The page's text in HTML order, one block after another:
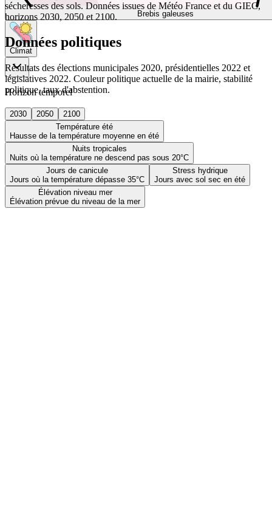
Brebis galeuses
Climat
Horizon temporel
2030 2050
2100
Température été
Hausse de la température moyenne en été
Nuits tropicales
Nuits où la température ne descend pas sous 20°C
Jours de canicule
Jours où la température dépasse 35°C
Stress hydrique
Jours avec sol sec en été
Élévation niveau mer
Élévation prévue du niveau de la mer
sécheresses des sols. Données issues de Météo France et du GIEC,
horizons 2030, 2050 et 2100.
Données politiques
Résultats des élections municipales 2020, présidentielles 2022 et
législatives 2022. Couleur politique actuelle de la mairie, stabilité
politique, taux d'abstention.